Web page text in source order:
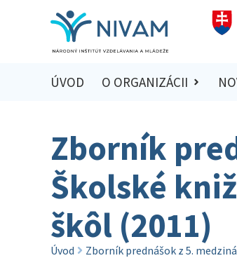
ÚVOD O ORGANIZÁCII
Zborník
Školské
škôl (2011)
Úvod Zborník prednášok z 5.